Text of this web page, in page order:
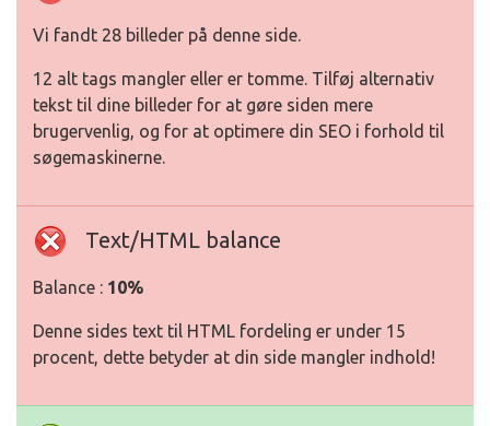
Vi fandt 28 billeder på denne side.
12 alt tags mangler eller er tomme. Tilføj alternativ
tekst til dine billeder for at gøre siden mere
brugervenlig, og for at optimere din SEO i forhold til
søgemaskinerne.
Text/HTML balance
Balance : 10%
Denne sides text til HTML fordeling er under 15
procent, dette betyder at din side mangler indhold!